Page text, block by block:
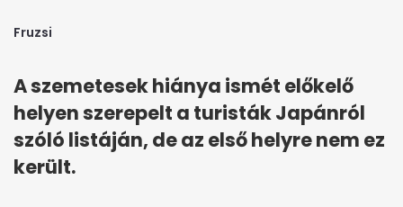
Fruzsi
A szemetesek hiánya ismét előkelő
helyen szerepelt a turisták Japánról
szóló listáján, de az első helyre nem ez
került.